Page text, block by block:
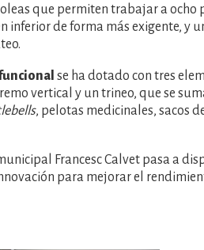
que permiten trabajar a ocho
de forma más exigente, y
se ha dotado con tres
vertical y un trineo, que se
, pelotas medicinales, sacos
Francesc Calvet pasa a
para mejorar el